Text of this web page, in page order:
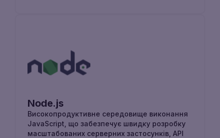
Node.js
Високопродуктивне середовище виконання
JavaScript, що забезпечує швидку розробку
масштабованих серверних застосунків, API